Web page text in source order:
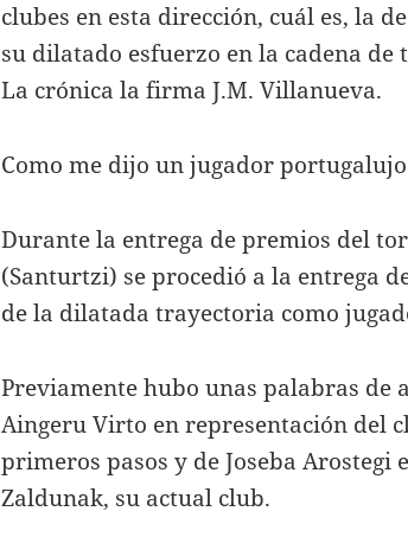
clubes en esta dirección, cuál es, la
su dilatado esfuerzo en la cadena
La crónica la firma J.M. Villanueva.
Como me dijo un jugador portugalujo
Durante la entrega de premios del
(Santurtzi) se procedió a la entrega
de la dilatada trayectoria como
Previamente hubo unas palabras de
Aingeru Virto en representación del
primeros pasos y de Joseba Arostegi
Zaldunak, su actual club.